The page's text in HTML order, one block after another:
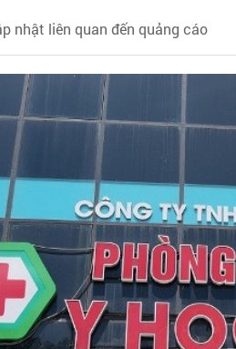
nhật liên quan đến quảng cáo